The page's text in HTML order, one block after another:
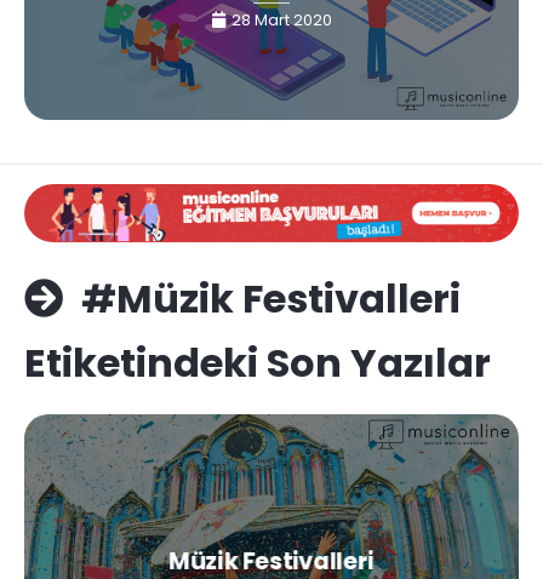
28 Mart 2020
#Müzik Festivalleri
Etiketindeki Son Yazılar
Müzik Festivalleri